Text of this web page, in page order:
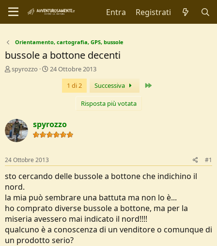
Entra Registrati
Orientamento, cartografia, GPS, bussole
bussole a bottone decenti
C
r
e
D
c
u
s
s
o
n
spyrozzo
D
I
n
i
o
24 Ottobre 2013
1 di 2
Successiva
Risposta più votata
spyrozzo
24 Ottobre 2013 #1
sto cercando delle bussole a bottone che indichino il
nord.
la mia può sembrare una battuta ma non lo è...
ho comprato diverse bussole a bottone, ma per la
miseria avessero mai indicato il nord!!!!
qualcuno è a conoscenza di un venditore o comunque di
un prodotto serio?